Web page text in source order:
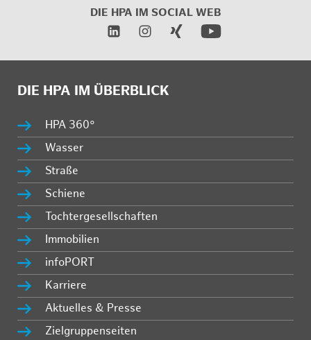
DIE HPA IM SOCIAL WEB
DIE HPA IM ÜBERBLICK
HPA 360°
Wasser
Straße
Schiene
Tochtergesellschaften
Immobilien
infoPORT
Karriere
Aktuelles & Presse
Zielgruppenseiten